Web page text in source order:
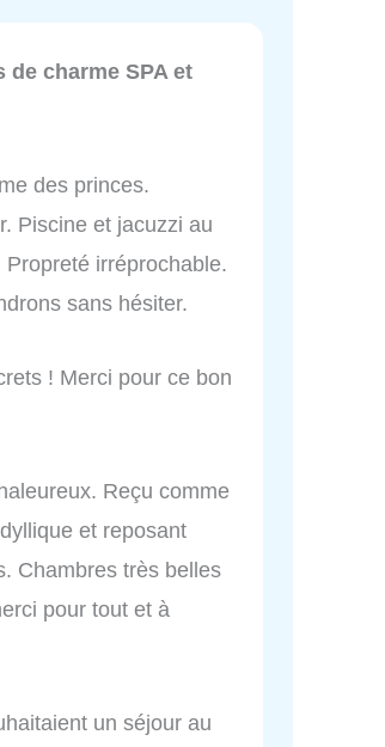
de charme SPA et
des princes.
Piscine et jacuzzi au
irréprochable.
sans hésiter.
! Merci pour ce bon
Reçu comme
et reposant
Chambres très belles
pour tout et à
un séjour au